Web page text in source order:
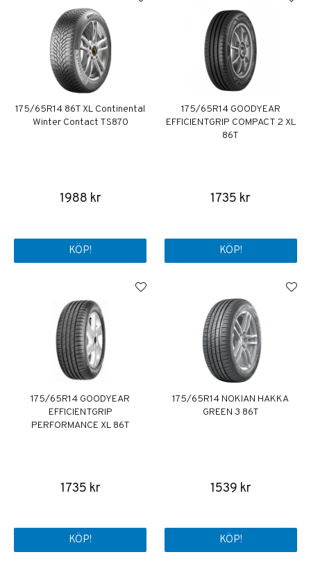
175/65R14 86T XL Continental
Winter Contact TS870
1988 kr
KÖP!
175/65R14 GOODYEAR
EFFICIENTGRIP COMPACT 2 XL
86T
1735 kr
KÖP!
175/65R14 GOODYEAR
EFFICIENTGRIP
PERFORMANCE XL 86T
1735 kr
KÖP!
175/65R14 NOKIAN HAKKA
GREEN 3 86T
1539 kr
KÖP!